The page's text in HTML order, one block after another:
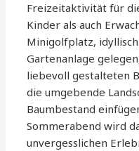
Freizeitaktivität für
Kinder als auch
Minigolfplatz,
Gartenanlage
liebevoll gestalteten
die umgebende
Baumbestand
Sommerabend wird
unvergesslichen